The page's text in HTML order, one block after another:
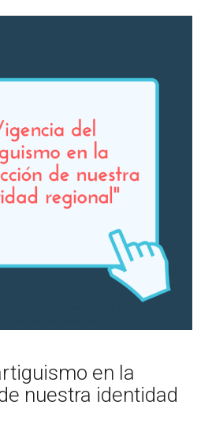
en la
nuestra identidad